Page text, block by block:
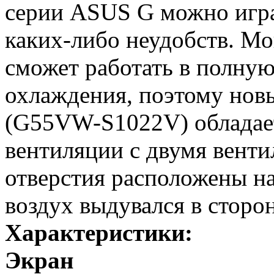
серии ASUS G можно
каких-либо неудобств.
сможет работать в
охлаждения, поэтому
(G55VW-S1022V)
вентиляции с двумя
отверстия расположены
воздух выдувался в
Характеристики:
Экран